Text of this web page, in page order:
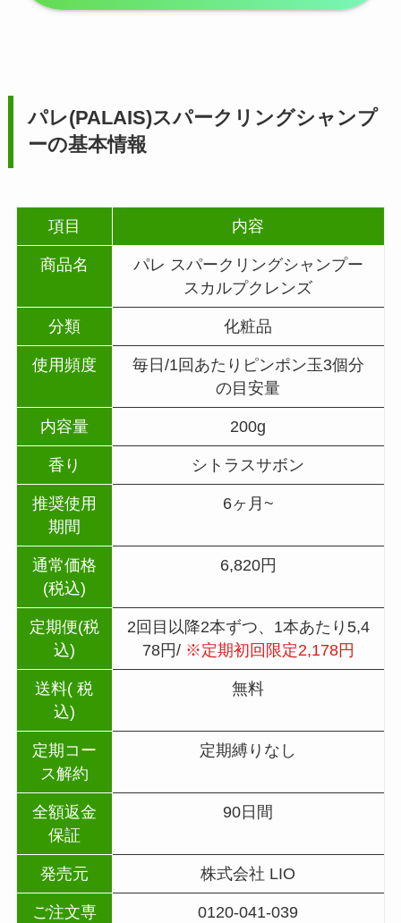
パレ(PALAIS)スパークリングシャンプ
ーの基本情報
項目 内容
商品名
パレ スパークリングシャンプー
スカルプクレンズ
分類 化粧品
使用頻度
毎日/1回あたりピンポン玉3個分
の目安量
内容量 200g
香り シトラスサボン
推奨使用
期間
6ヶ月~
通常価格
(税込)
6,820円
定期便(税
込)
2回目以降2本ずつ、1本あたり5,4
78円/ ※定期初回限定2,178円
送料( 税
込)
無料
定期コー
ス解約
定期縛りなし
全額返金
保証
90日間
発売元 株式会社 LIO
ご注文専
0120-041-039